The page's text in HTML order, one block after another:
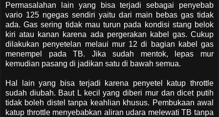
Permasalahan lain yang bisa terjadi sebagai penyebab
vario 125 ngegas sendiri yaitu dari main bebas gas tidak
ada. Gas sering tidak mau turun pada kondisi stang belok
kiri atau kanan karena ada pergerakan kabel gas. Cukup
dilakukan penyetelan melaui mur 12 di bagian kabel gas
menempel pada TB. Jika sudah mentok, lepas mur
kemudian pasang di jadikan satu di bawah semua.
Hal lain yang bisa terjadi karena penyetel katup throttle
sudah diubah. Baut L kecil yang diberi mur dan dicet putih
tidak boleh distel tanpa keahlian khusus. Pembukaan awal
katup throttle menyebabkan aliran udara melewati TB tanpa